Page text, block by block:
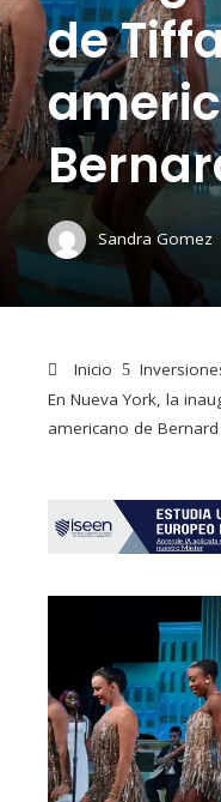
de
Sandra Gomez
Inicio
En Nueva York, la
americano de